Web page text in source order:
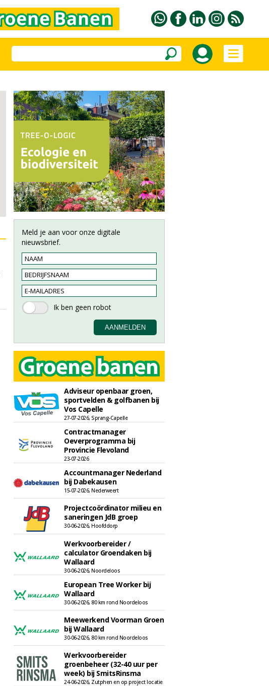
Meld je aan voor onze digitale
nieuwsbrief.
Adviseur openbaar groen,
sportvelden & golfbanen bij
Vos Capelle
27-07-2026, Sprang-Capelle
Contractmanager
Oeverprogramma bij
Provincie Flevoland
23-07-2026
Accountmanager Nederland
bij Dabekausen
15-07-2026, Nederweert
Projectcoördinator milieu en
saneringen JdB groep
30-06-2026, Hoofddorp
Werkvoorbereider /
calculator Groendaken bij
Wallaard
30-06-2026, Noordeloos
European Tree Worker bij
Wallaard
30-06-2026, 80 km rond Noordeloos
Meewerkend Voorman Groen
bij Wallaard
30-06-2026, 80 km rond Noordeloos
Werkvoorbereider
groenbeheer (32-40 uur per
week) bij SmitsRinsma
24-06-2026, Zutphen en op project locatie